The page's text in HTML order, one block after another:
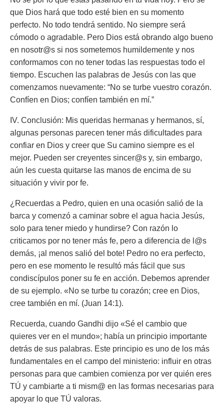
que Dios hará que todo esté bien en su momento
perfecto. No todo tendrá sentido. No siempre será
cómodo o agradable. Pero Dios está obrando algo bueno
en nosotr@s si nos sometemos humildemente y nos
conformamos con no tener todas las respuestas todo el
tiempo. Escuchen las palabras de Jesús con las que
comenzamos nuevamente: “No se turbe vuestro corazón.
Confíen en Dios; confíen también en mí.”
IV. Conclusión: Mis queridas hermanas y hermanos, sí,
algunas personas parecen tener más dificultades para
confiar en Dios y creer que Su camino siempre es el
mejor. Pueden ser creyentes sincer@s y, sin embargo,
aún les cuesta quitarse las manos de encima de su
situación y vivir por fe.
¿Recuerdas a Pedro, quien en una ocasión salió de la
barca y comenzó a caminar sobre el agua hacia Jesús,
solo para tener miedo y hundirse? Con razón lo
criticamos por no tener más fe, pero a diferencia de l@s
demás, ¡al menos salió del bote! Pedro no era perfecto,
pero en ese momento le resultó más fácil que sus
condiscípulos poner su fe en acción. Debemos aprender
de su ejemplo. «No se turbe tu corazón; cree en Dios,
cree también en mí. (Juan 14:1).
Recuerda, cuando Gandhi dijo «Sé el cambio que
quieres ver en el mundo»; había un principio importante
detrás de sus palabras. Este principio es uno de los más
fundamentales en el campo del ministerio: influir en otras
personas para que cambien comienza por ver quién eres
TÚ y cambiarte a ti mism@ en las formas necesarias para
apoyar lo que TÚ valoras.